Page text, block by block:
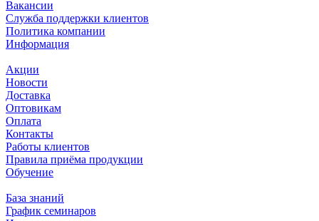
Вакансии
Служба поддержки клиентов
Политика компании
Информация
Акции
Новости
Доставка
Оптовикам
Оплата
Контакты
Работы клиентов
Правила приёма продукции
Обучение
База знаний
График семинаров